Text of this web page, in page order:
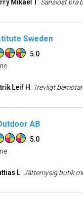
Mikael T: Sanslöst bra bemötande & kundservice. Redan
Sweden
5.0
Leif H: Trevligt bemötande och skarp kompetens.
AB
5.0
L: Jättemysig butik med stort utbud och